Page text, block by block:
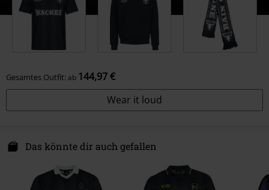
Gesamtes Outfit: ab 144,97 €
Wear it loud
Das könnte dir auch gefallen